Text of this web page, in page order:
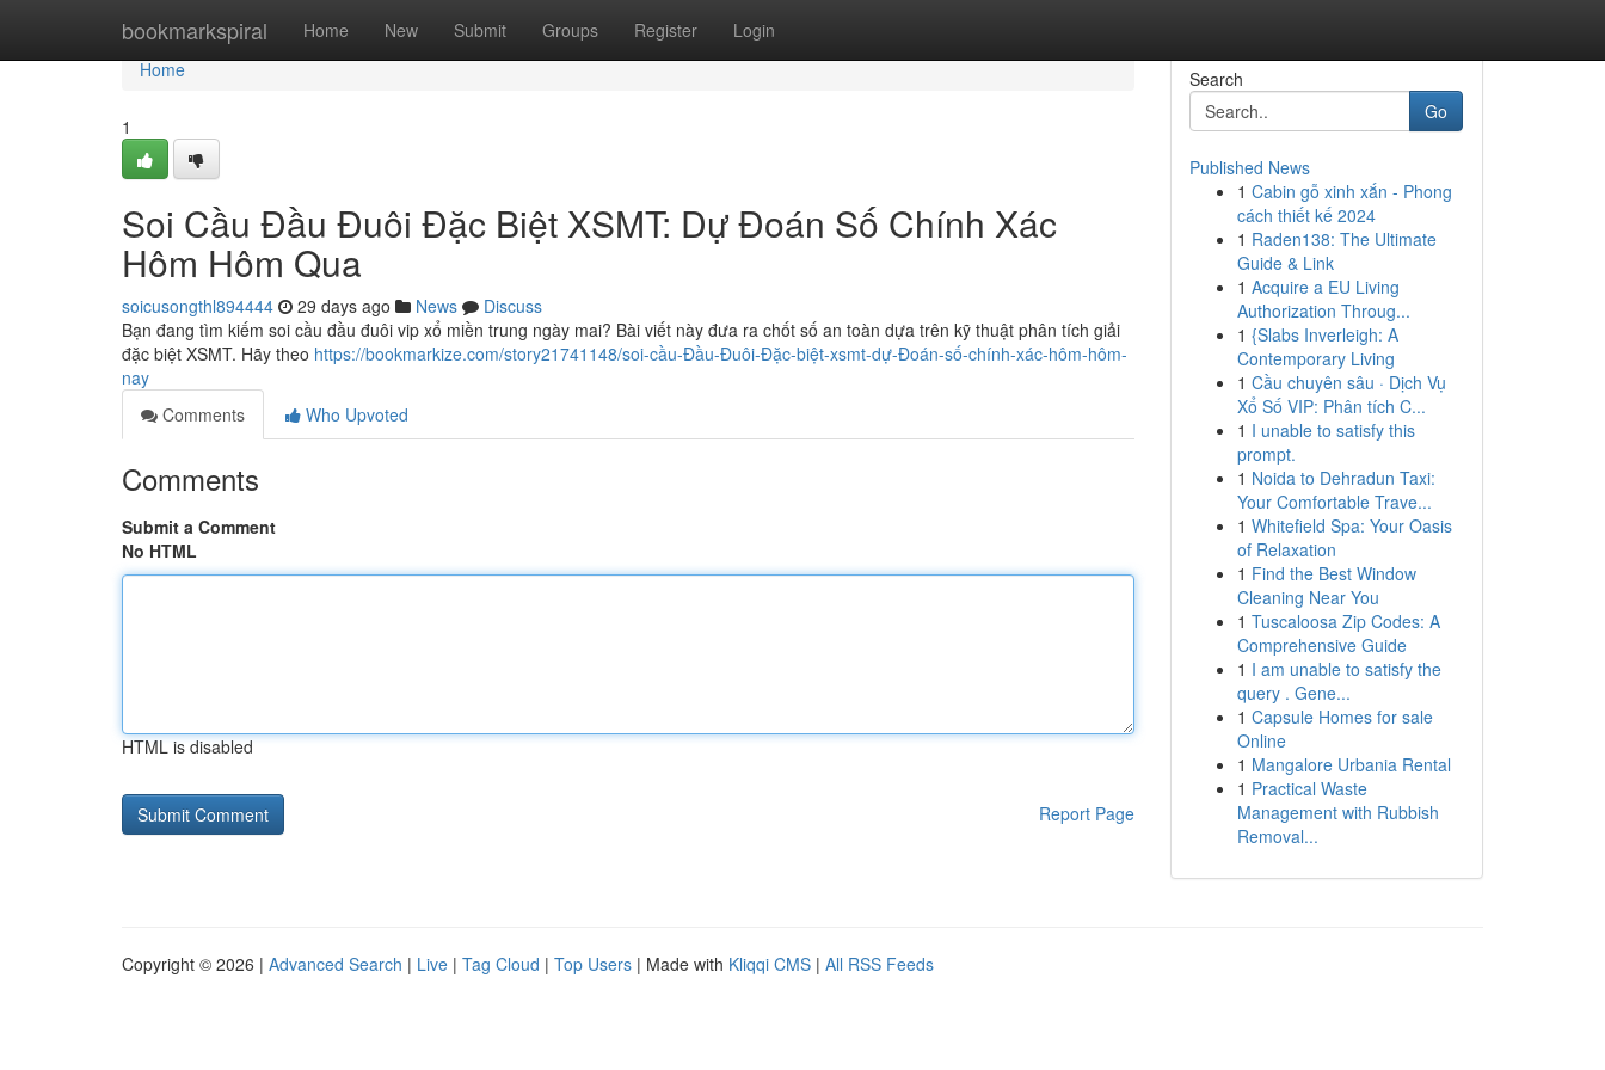
bookmarkspiral Home New Submit Groups Register Login
Home
Home
1
Soi Cầu Đầu Đuôi Đặc Biệt XSMT: Dự Đoán Số Chính Xác
Hôm Hôm Qua
soicusongthl894444 29 days ago News
Discuss
Bạn đang tìm kiếm soi cầu đầu đuôi vip xổ miền trung ngày mai? Bài viết này đưa ra chốt số an toàn dựa trên kỹ thuật phân tích giải
đặc biệt XSMT. Hãy theo https://bookmarkize.com/story21741148/soi-cầu-Đầu-Đuôi-Đặc-biệt-xsmt-dự-Đoán-số-chính-xác-hôm-hôm-
nay
Comments
Who Upvoted
Comments
Submit a Comment
No HTML
HTML is disabled
Report Page
Search
Go
Published News
1 Cabin gỗ xinh xắn - Phong
cách thiết kế 2024
1 Raden138: The Ultimate
Guide & Link
1 Acquire a EU Living
Authorization Throug...
1 {Slabs Inverleigh: A
Contemporary Living
1 Cầu chuyên sâu · Dịch Vụ
Xổ Số VIP: Phân tích C...
1 I unable to satisfy this
prompt.
1 Noida to Dehradun Taxi:
Your Comfortable Trave...
1 Whitefield Spa: Your Oasis
of Relaxation
1 Find the Best Window
Cleaning Near You
1 Tuscaloosa Zip Codes: A
Comprehensive Guide
1 I am unable to satisfy the
query . Gene...
1 Capsule Homes for sale
Online
1 Mangalore Urbania Rental
1 Practical Waste
Management with Rubbish
Removal...
Copyright © 2026 | Advanced Search | Live | Tag Cloud | Top Users | Made with Kliqqi CMS | All RSS Feeds